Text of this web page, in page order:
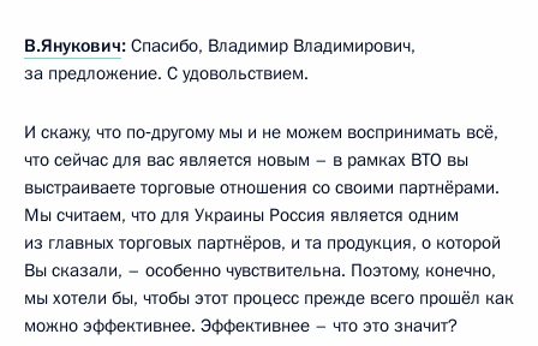
В.Янукович: Спасибо, Владимир Владимирович,
за предложение. С удовольствием.
И скажу, что по‑другому мы и не можем воспринимать всё,
что сейчас для вас является новым – в рамках ВТО вы
выстраиваете торговые отношения со своими партнёрами.
Мы считаем, что для Украины Россия является одним
из главных торговых партнёров, и та продукция, о которой
Вы сказали, – особенно чувствительна. Поэтому, конечно,
мы хотели бы, чтобы этот процесс прежде всего прошёл как
можно эффективнее. Эффективнее – что это значит?